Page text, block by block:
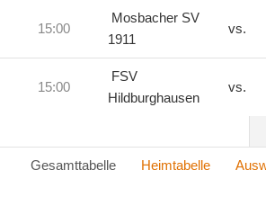
15:00
Mosbacher SV
1911
vs.
15:00
FSV
Hildburghausen
vs.
Gesamttabelle Heimtabelle